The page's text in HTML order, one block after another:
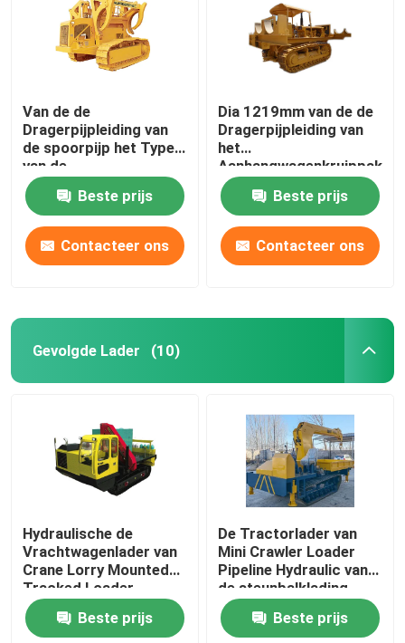
Van de de
Dragerpijpleiding van
de spoorpijp het Type
van de
Machineskruippakje
Drageriso Goedkeuring
Beste prijs
Contacteer ons
Dia 1219mm van de de
Dragerpijpleiding van
het
Aanhangwagenkruippakje
de Bouwmateriaal
Beste prijs
Contacteer ons
Gevolgde Lader (10)
Hydraulische de
Vrachtwagenlader van
Crane Lorry Mounted
Tracked Loader
Crawler
Beste prijs
De Tractorlader van
Mini Crawler Loader
Pipeline Hydraulic van
de steunbalklading
Beste prijs